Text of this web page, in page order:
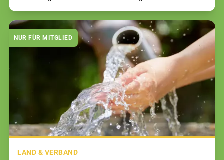
NUR FÜR MITGLIED
LAND & VERBAND